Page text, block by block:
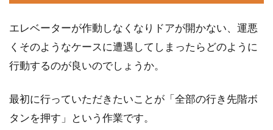
家の内装のデザインをイメージ！家
庭でも簡単に使えるソフト
家づくりを始める際に、「自分の理想の間取り
方も多いので...
エレベーターが作動しなくなりドアが開かない、運悪
くそのようなケースに遭遇してしまったらどのように
行動するのが良いのでしょうか。
最初に行っていただきたいことが「全部の行き先階ボ
タンを押す」という作業です。